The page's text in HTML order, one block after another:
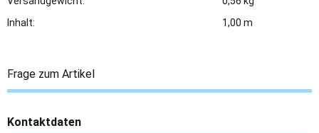
Inhalt:
1,00 m
Frage zum Artikel
Kontaktdaten